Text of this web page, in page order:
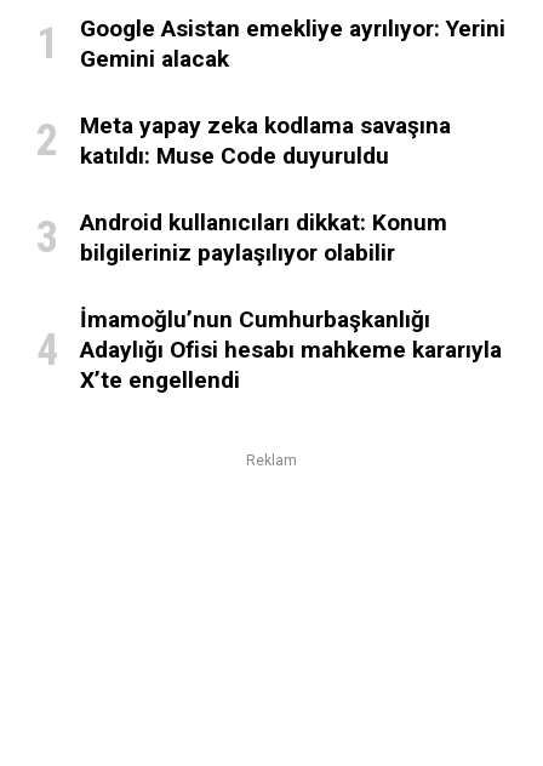
Google Asistan emekliye ayrılıyor: Yerini
Gemini alacak
Meta yapay zeka kodlama savaşına
katıldı: Muse Code duyuruldu
Android kullanıcıları dikkat: Konum
bilgileriniz paylaşılıyor olabilir
İmamoğlu’nun Cumhurbaşkanlığı
Adaylığı Ofisi hesabı mahkeme kararıyla
X’te engellendi
Reklam